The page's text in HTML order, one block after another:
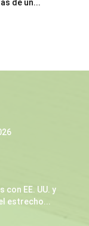
de un...
con EE. UU. y
estrecho...